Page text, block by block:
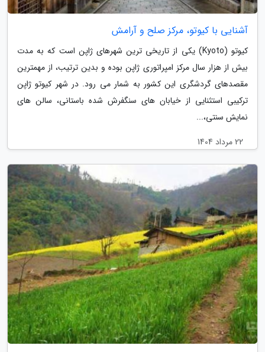
آشنایی با کیوتو، مرکز صلح و آرامش
کیوتو (Kyoto) یکی از تاریخی ترین شهرهای ژاپن است که به مدت
بیش از هزار سال مرکز امپراتوری ژاپن بوده و بدین ترتیب، از مهمترین
مقصدهای گردشگری این کشور به شمار می رود. در شهر کیوتو ژاپن
ترکیبی استثنایی از خیابان های سنگفرش شده باستانی، سالن های
نمایش سنتی،...
22 مرداد 1404